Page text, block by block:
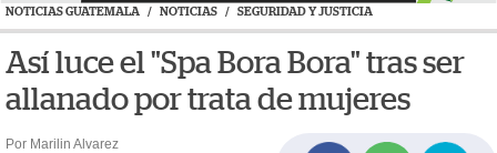
NOTICIAS GUATEMALA / NOTICIAS / SEGURIDAD Y JUSTICIA
Así luce el "Spa Bora Bora" tras ser
allanado por trata de mujeres
Por Marilin Alvarez